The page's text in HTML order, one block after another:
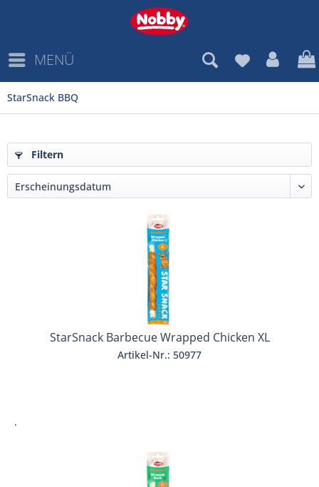
MENÜ
StarSnack BBQ
Filtern
StarSnack Barbecue Wrapped Chicken XL
Artikel-Nr.: 50977
.